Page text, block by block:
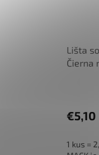
Lišta
Čierna
€5,10
1 kus =